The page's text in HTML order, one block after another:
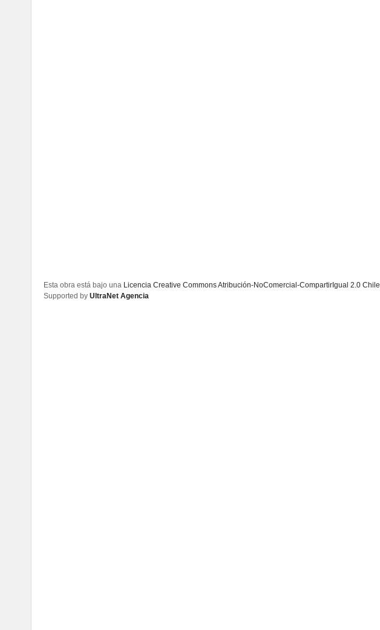
Esta obra está bajo una Licencia Creative Commons Atribución-NoComercial-CompartirIgual 2.0 Chile
Supported by UltraNet Agencia